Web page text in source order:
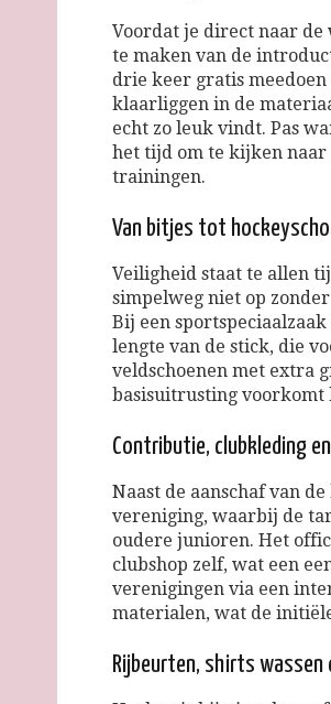
Voordat je direct naar
te maken van de
drie keer gratis
klaarliggen in de
echt zo leuk vindt. Pas
het tijd om te kijken
trainingen.
Van bitjes tot
Veiligheid staat te allen
simpelweg niet op
Bij een sportspeciaalzaak
lengte van de stick, die
veldschoenen met extra
basisuitrusting voorkomt
Contributie, clubkleding
Naast de aanschaf van
vereniging, waarbij de
oudere junioren. Het
clubshop zelf, wat een
verenigingen via een
materialen, wat de
Rijbeurten, shirts wassen